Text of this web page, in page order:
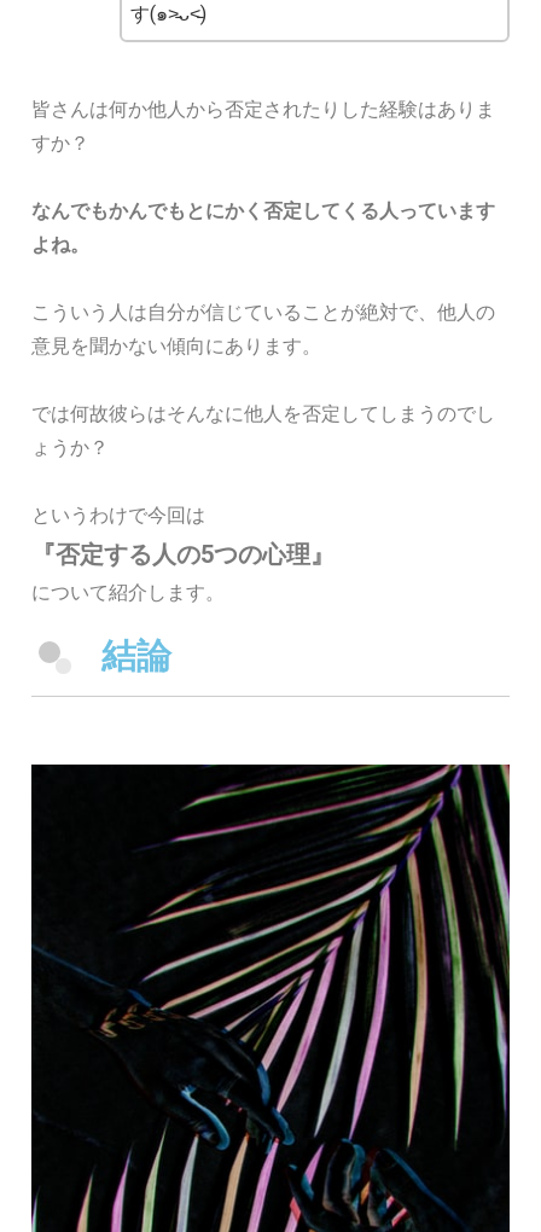
す(๑˃̵ᴗ˂̵)
皆さんは何か他人から否定されたりした経験はありま
すか？
なんでもかんでもとにかく否定してくる人っています
よね。
こういう人は自分が信じていることが絶対で、他人の
意見を聞かない傾向にあります。
では何故彼らはそんなに他人を否定してしまうのでし
ょうか？
というわけで今回は
『否定する人の5つの心理』
について紹介します。
結論